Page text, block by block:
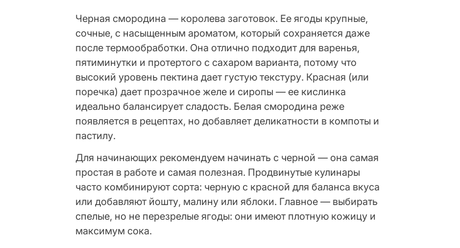
Черная смородина — королева заготовок. Ее ягоды крупные,
сочные, с насыщенным ароматом, который сохраняется даже
после термообработки. Она отлично подходит для варенья,
пятиминутки и протертого с сахаром варианта, потому что
высокий уровень пектина дает густую текстуру. Красная (или
поречка) дает прозрачное желе и сиропы — ее кислинка
идеально балансирует сладость. Белая смородина реже
появляется в рецептах, но добавляет деликатности в компоты и
пастилу.
Для начинающих рекомендуем начинать с черной — она самая
простая в работе и самая полезная. Продвинутые кулинары
часто комбинируют сорта: черную с красной для баланса вкуса
или добавляют йошту, малину или яблоки. Главное — выбирать
спелые, но не перезрелые ягоды: они имеют плотную кожицу и
максимум сока.